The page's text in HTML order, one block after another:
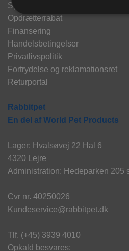
Sponsorater
Opdrætterrabat
Finansering
Handelsbetingelser
Privatlivspolitik
Fortrydelse og reklamationsret
Returportal
Rabbitpet
En del af World Pet Products
Lager: Hvalsøvej 22 Hal 6
4320 Lejre
Administration: Hedeparken 205
Cvr nr. 40250026
Kundeservice@rabbitpet.dk
Tlf. (+45) 3939 4010
Opkald besvares: